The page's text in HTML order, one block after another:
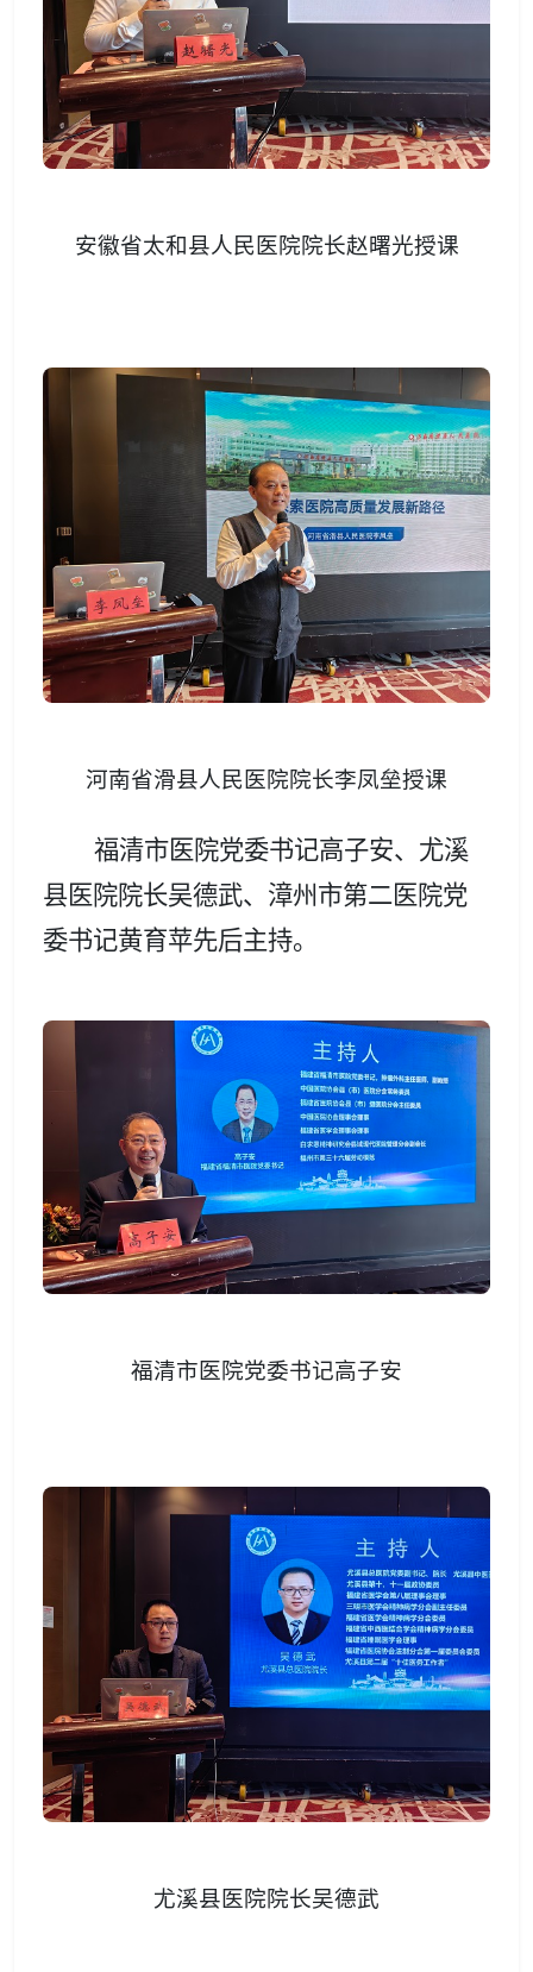
安徽省太和县人民医院院长赵曙光授课
河南省滑县人民医院院长李凤垒授课
福清市医院党委书记高子安、尤溪
县医院院长吴德武、漳州市第二医院党
委书记黄育苹先后主持。
福清市医院党委书记高子安
尤溪县医院院长吴德武